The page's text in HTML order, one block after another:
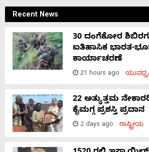
Recent News
30 ದಂಗೆಕೋರ
ಐತಿಹಾಸಿಕ ಭಾರತ-
ಕಾರ್ಯಾಚರಣೆ
21 hours ago
22 ಅತ್ಯುತ್ತಮ
ಕೈಮಗ್ಗ ಪ್ರಶಸ್ತಿ ಪ್ರದಾನ
2 days ago ರಾಷ್ಟ್ರೀಯ